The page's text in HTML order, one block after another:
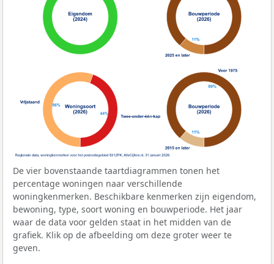
De vier bovenstaande taartdiagrammen tonen het
percentage woningen naar verschillende
woningkenmerken. Beschikbare kenmerken zijn eigendom,
bewoning, type, soort woning en bouwperiode. Het jaar
waar de data voor gelden staat in het midden van de
grafiek. Klik op de afbeelding om deze groter weer te
geven.